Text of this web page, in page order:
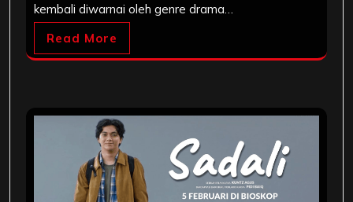
kembali diwarnai oleh genre drama…
Read More